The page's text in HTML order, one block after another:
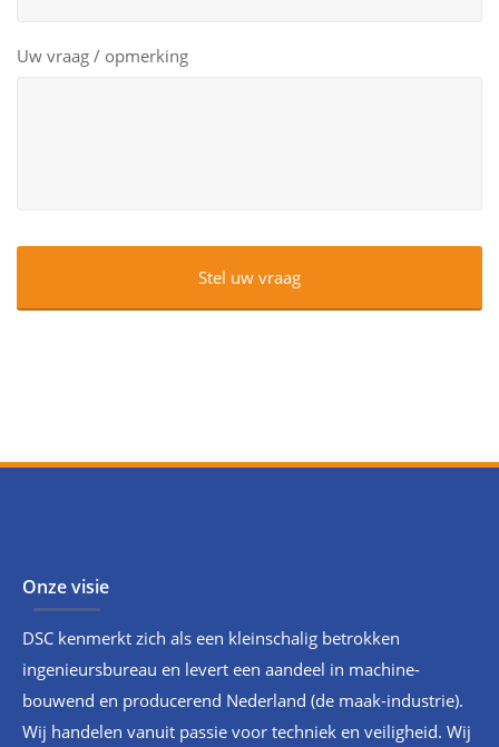
Uw vraag / opmerking
Onze visie
DSC kenmerkt zich als een kleinschalig betrokken
ingenieursbureau en levert een aandeel in machine-
bouwend en producerend Nederland (de maak-industrie).
Wij handelen vanuit passie voor techniek en veiligheid. Wij